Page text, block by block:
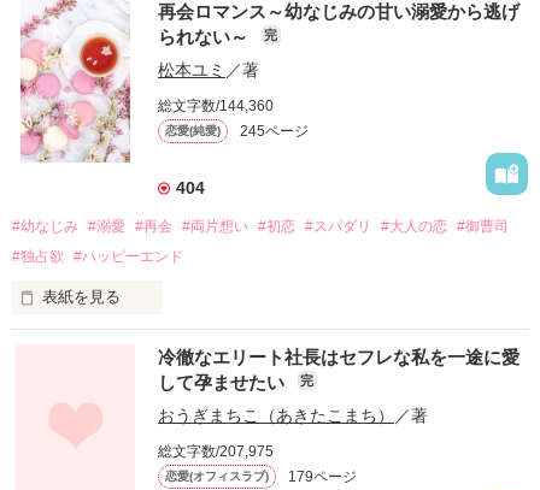
再会ロマンス～幼なじみの甘い溺愛から逃げ
られない～
完
松本ユミ ／著
総文字数/144,360
恋愛(純愛) 245ページ
404
#幼なじみ #溺愛 #再会 #両片想い #初恋 #スパダリ #大人の恋 #御曹司
#独占欲
#ハッピーエンド
表紙を見る
幼なじみの哲平に淡い恋心を抱いていた美桜。
しかし、ある出来事をきっかけに二人の関係は壊れてしまう。
関係修復もできないまま、美桜は両親の離婚によって
引っ越すことになり、哲平とも離れ離れになった。
冷徹なエリート社長はセフレな私を一途に愛
して孕ませたい
完
おうぎまちこ（あきたこまち） ／著
総文字数/207,975
恋愛(オフィスラブ) 179ページ